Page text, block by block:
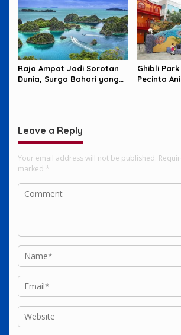
Raja Ampat Jadi Sorotan
Dunia, Surga Bahari yang
Ghibli
Pecinta
Leave a Reply
Your email address will not be published.
marked *